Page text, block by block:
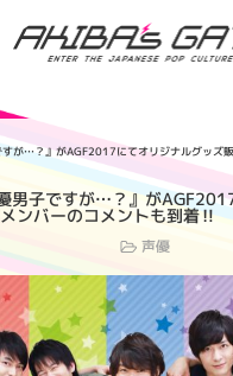
が…？』がAGF2017にてオリジナルグッズ
男子ですが…？』が
ンバーのコメントも到着‼
声優